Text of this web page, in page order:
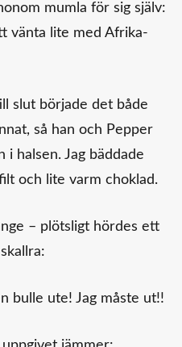
mumla för sig själv:
vänta lite med Afrika-
slut började det både
så han och Pepper
i halsen. Jag bäddade
och lite varm choklad.
– plötsligt hördes ett
bulle ute! Jag måste ut!!